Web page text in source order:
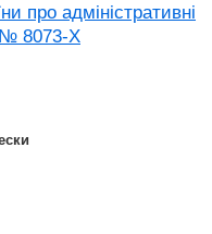
про адміністративні
8073-X